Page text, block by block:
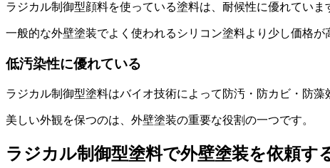
ラジカル制御型顔料を使っている塗料は、耐候性に優れていま
一般的な外壁塗装でよく使われるシリコン塗料より少し価格
低汚染性に優れている
ラジカル制御型塗料はバイオ技術によって防汚・防カビ・防
美しい外観を保つのは、外壁塗装の重要な役割の一つです。
ラジカル制御型塗料で外壁塗装を依頼す